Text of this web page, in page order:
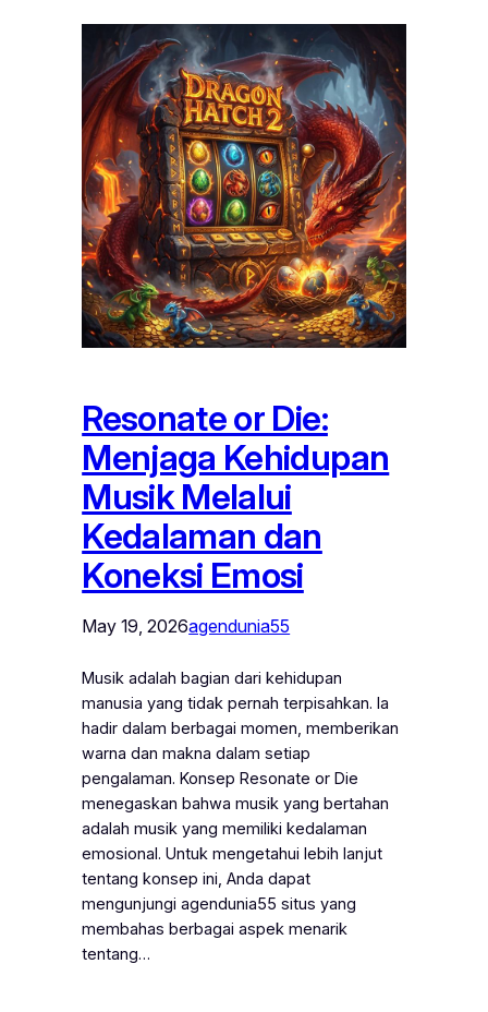
Resonate or Die:
Menjaga Kehidupan
Musik Melalui
Kedalaman dan
Koneksi Emosi
May 19, 2026agendunia55
Musik adalah bagian dari kehidupan
manusia yang tidak pernah terpisahkan. Ia
hadir dalam berbagai momen, memberikan
warna dan makna dalam setiap
pengalaman. Konsep Resonate or Die
menegaskan bahwa musik yang bertahan
adalah musik yang memiliki kedalaman
emosional. Untuk mengetahui lebih lanjut
tentang konsep ini, Anda dapat
mengunjungi agendunia55 situs yang
membahas berbagai aspek menarik
tentang…